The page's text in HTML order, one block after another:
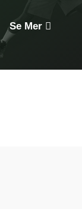
Se Mer